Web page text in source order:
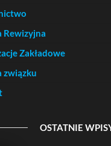
Rewizyjna
Zakładowe
związku
OSTATNIE